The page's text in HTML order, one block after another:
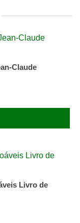
Claude
Livro de